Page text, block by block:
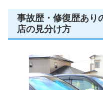
事故歴・修復歴あり
店の見分け方